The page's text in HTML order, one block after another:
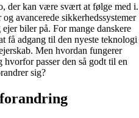
der kan være svært at følge med i.
avancerede sikkerhedssystemer
biler på. For mange danskere
få adgang til den nyeste teknologi
Men hvordan fungerer
passer den så godt til en
sig?